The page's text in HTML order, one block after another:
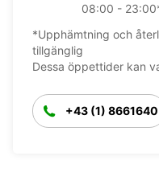
08:00 -
*Upphämtning och
tillgänglig
Dessa öppettider kan
+43 (1) 8661640